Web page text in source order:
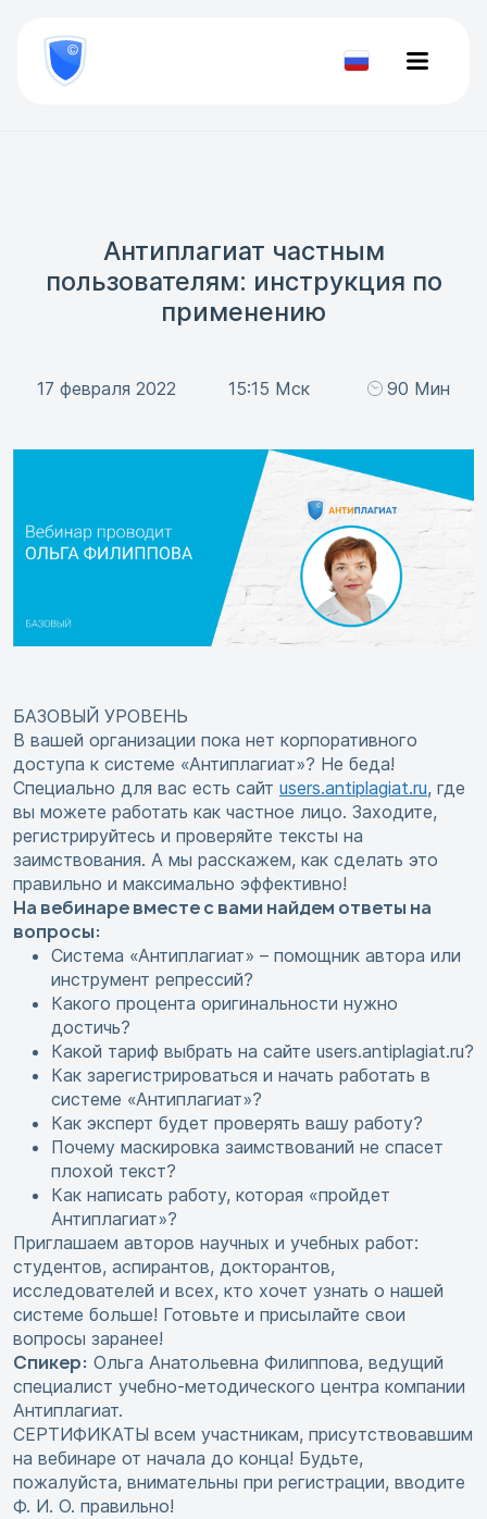
800
777-
81-Проверить
Антиплагиат частным
пользователям: инструкция по
применению
17 февраля 2022 15:15 Мск 90 Мин
БАЗОВЫЙ УРОВЕНЬ
В вашей организации пока нет корпоративного
доступа к системе «Антиплагиат»? Не беда!
Специально для вас есть сайт users.antiplagiat.ru, где
вы можете работать как частное лицо. Заходите,
регистрируйтесь и проверяйте тексты на
заимствования. А мы расскажем, как сделать это
правильно и максимально эффективно!
На вебинаре вместе с вами найдем ответы на
вопросы:
Система «Антиплагиат» – помощник автора или
инструмент репрессий?
Какого процента оригинальности нужно
достичь?
Какой тариф выбрать на сайте users.antiplagiat.ru?
Как зарегистрироваться и начать работать в
системе «Антиплагиат»?
Как эксперт будет проверять вашу работу?
Почему маскировка заимствований не спасет
плохой текст?
Как написать работу, которая «пройдет
Антиплагиат»?
Приглашаем авторов научных и учебных работ:
студентов, аспирантов, докторантов,
исследователей и всех, кто хочет узнать о нашей
системе больше! Готовьте и присылайте свои
вопросы заранее!
Спикер: Ольга Анатольевна Филиппова, ведущий
специалист учебно-методического центра компании
Антиплагиат.
СЕРТИФИКАТЫ всем участникам, присутствовавшим
на вебинаре от начала до конца! Будьте,
пожалуйста, внимательны при регистрации, вводите
Ф. И. О. правильно!